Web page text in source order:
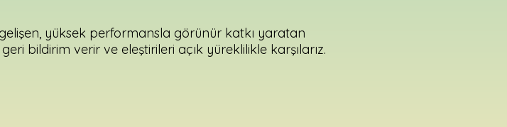
yüksek performansla görünür katkı yaratan
geri bildirim verir ve eleştirileri açık yüreklilikle karşılarız.